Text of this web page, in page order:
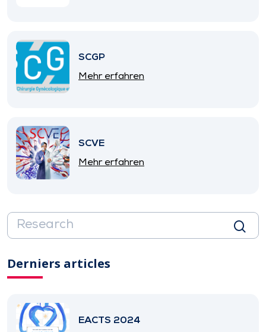
SCGP
Mehr erfahren
SCVE
Mehr erfahren
Derniers articles
EACTS 2024